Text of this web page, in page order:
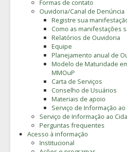
Formas de contato
Ouvidoria/Canal de Denúncia
Registre sua
Como as manifestações
Relatórios de Ouvidoria
Equipe
Planejamento anual de
Modelo de Maturidade
MMOuP
Carta de Serviços
Conselho de Usuários
Materiais de apoio
Serviço de Informação ao
Serviço de Informação ao
Perguntas frequentes
Acesso à informação
Institucional